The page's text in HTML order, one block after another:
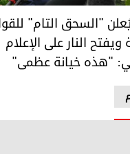
"السحق التام" للقوات
"السحق التام"
ويفتح النار على الإعلام
"هذه خيانة عظمى"